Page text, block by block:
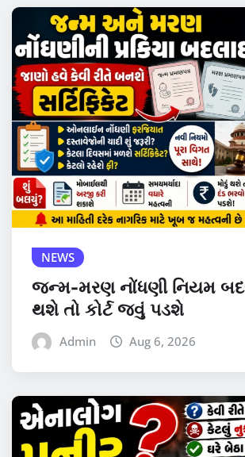
NEWS
જન્મ-મરણ નોંધણી નિયમ
થશે તો કોર્ટ જવું પડશે
Admin Aug 6, 2026